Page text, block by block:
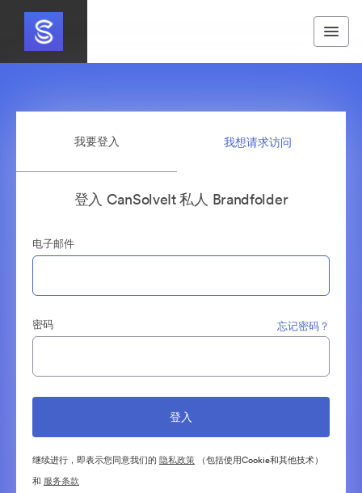
我要登入 我想请求访问
登入 CanSolveIt 私人 Brandfolder
电子邮件
密码 忘记密码？
继续进行，即表示您同意我们的 隐私政策 （包括使用Cookie和其他技术）
和 服务条款